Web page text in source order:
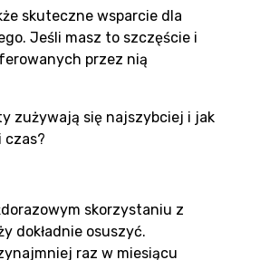
skuteczne wsparcie dla
Jeśli masz to szczęście i
przez nią
zużywają się najszybciej i jak
czas?
skorzystaniu z
dokładnie osuszyć.
raz w miesiącu